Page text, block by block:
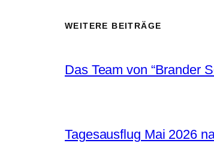
WEITERE BEITRÄGE
Das Team von “Brander
Tagesausflug Mai 2026